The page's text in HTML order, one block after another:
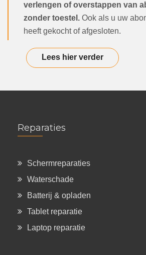
verlengen of overstappen van
zonder toestel. Ook als u uw
heeft gekocht of afgesloten.
Lees hier verder
Reparaties
Schermreparaties
Waterschade
Batterij & opladen
Tablet reparatie
Laptop reparatie